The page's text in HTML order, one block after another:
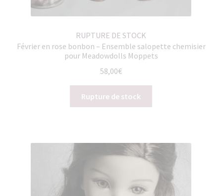
RUPTURE DE STOCK
Février en rose bonbon – Ensemble salopette chemisier
pour Meadowdolls Moppets
58,00€
Rupture de stock